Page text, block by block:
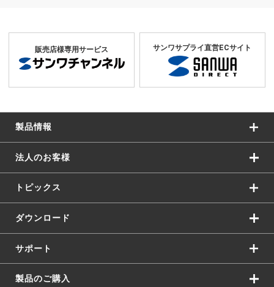
販売店様専用サービス サンワサプライ直営ECサイト
製品情報
法人のお客様
トピックス
ダウンロード
サポート
製品のご購入